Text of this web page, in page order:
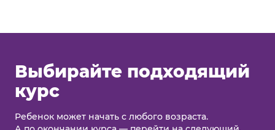
Выбирайте подходящий
курс
Ребенок может начать с любого возраста.